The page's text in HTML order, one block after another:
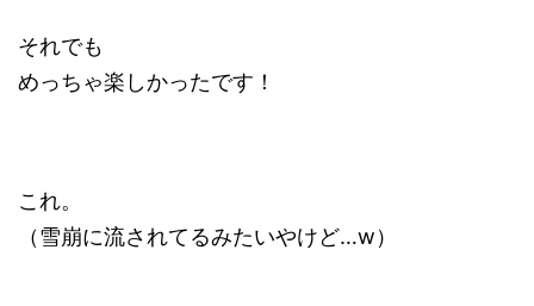
それでも
めっちゃ楽しかったです！
これ。
（雪崩に流されてるみたいやけど…w）